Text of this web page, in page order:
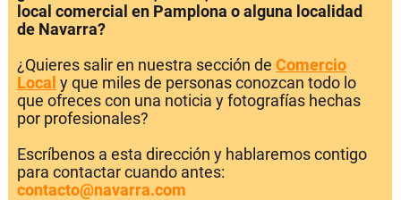
local comercial en Pamplona o alguna localidad
de Navarra?
¿Quieres salir en nuestra sección de Comercio
Local y que miles de personas conozcan todo lo
que ofreces con una noticia y fotografías hechas
por profesionales?
Escríbenos a esta dirección y hablaremos contigo
para contactar cuando antes:
contacto@navarra.com